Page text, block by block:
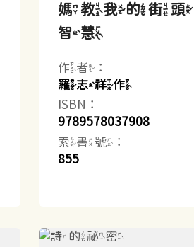
媽教我的街頭
智慧
作者：
羅志祥作
ISBN：
9789578037908
索書號：
855